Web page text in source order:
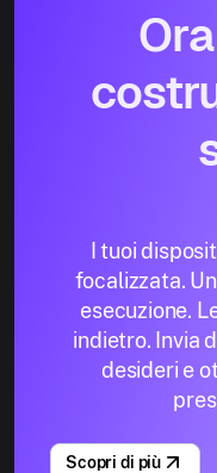
I tuoi
focalizzata.
esecuzione.
indietro. Invia
desideri e
Scopri di più